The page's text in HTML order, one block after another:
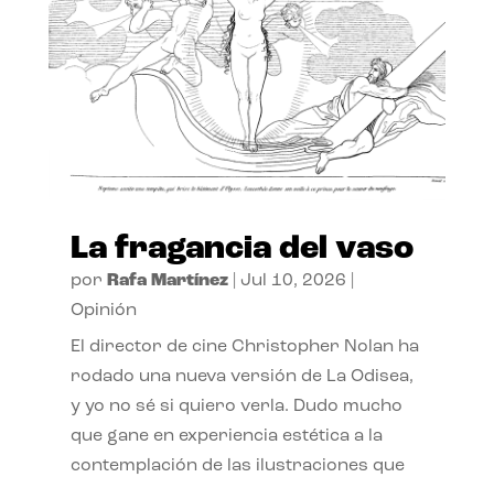
La fragancia del vaso
por Rafa Martínez| Jul 10, 2026
Opinión
El director de cine Christopher Nolan ha
rodado una nueva versión de La Odisea,
y yo no sé si quiero verla. Dudo mucho
que gane en experiencia estética a la
contemplación de las ilustraciones que